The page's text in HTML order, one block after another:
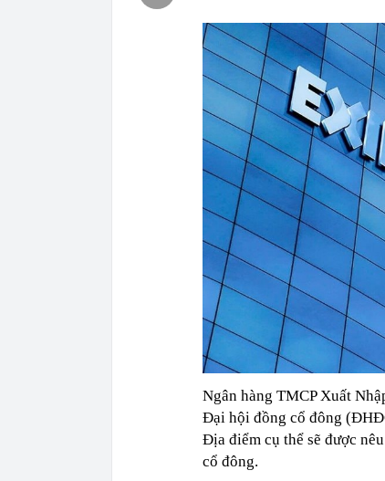
nhưng
19:00
XSMB
18:57
Tài
triệu đồng
18:50
Vì sao
18:50
Cách
18:45
Công
điểm làm
Ngân hàng TMCP Xuất
Đại hội đồng cổ đông
Địa điểm cụ thể sẽ được
cổ đông.